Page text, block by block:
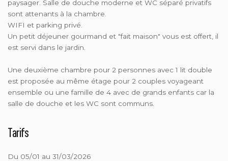
paysager. Salle de douche moderne et WC séparé privatifs
sont attenants à la chambre.
WIFI et parking privé.
Un petit déjeuner gourmand et "fait maison" vous est offert, il
est servi dans le jardin.
Une deuxième chambre pour 2 personnes avec 1 lit double
est proposée au même étage pour 2 couples voyageant
ensemble ou une famille de 4 avec de grands enfants car la
salle de douche et les WC sont communs.
Tarifs
Du 05/01 au 31/03/2026